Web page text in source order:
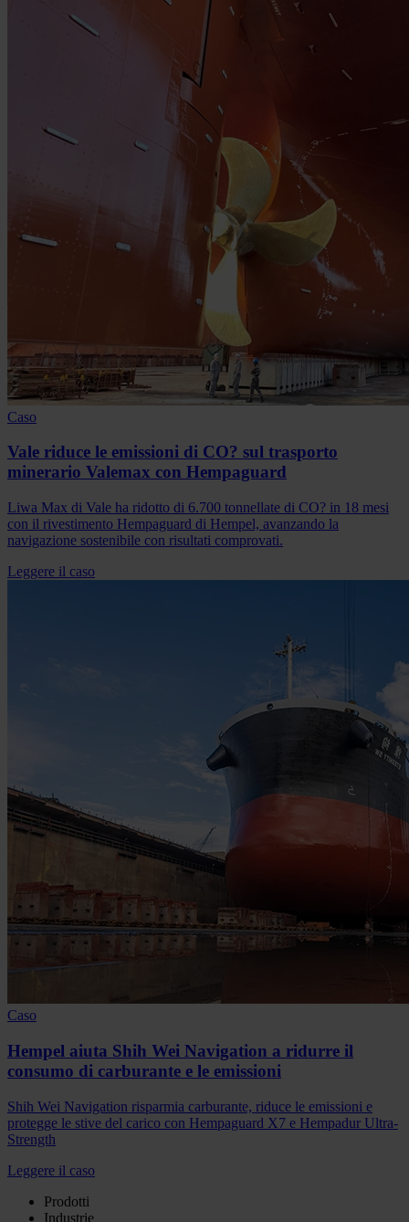
Caso
Vale riduce le emissioni di CO? sul trasporto
minerario Valemax con Hempaguard
Liwa Max di Vale ha ridotto di 6.700 tonnellate di CO? in 18 mesi
con il rivestimento Hempaguard di Hempel, avanzando la
navigazione sostenibile con risultati comprovati.
Leggere il caso
Caso
Hempel aiuta Shih Wei Navigation a ridurre il
consumo di carburante e le emissioni
Shih Wei Navigation risparmia carburante, riduce le emissioni e
protegge le stive del carico con Hempaguard X7 e Hempadur Ultra-
Strength
Leggere il caso
Prodotti
Industrie